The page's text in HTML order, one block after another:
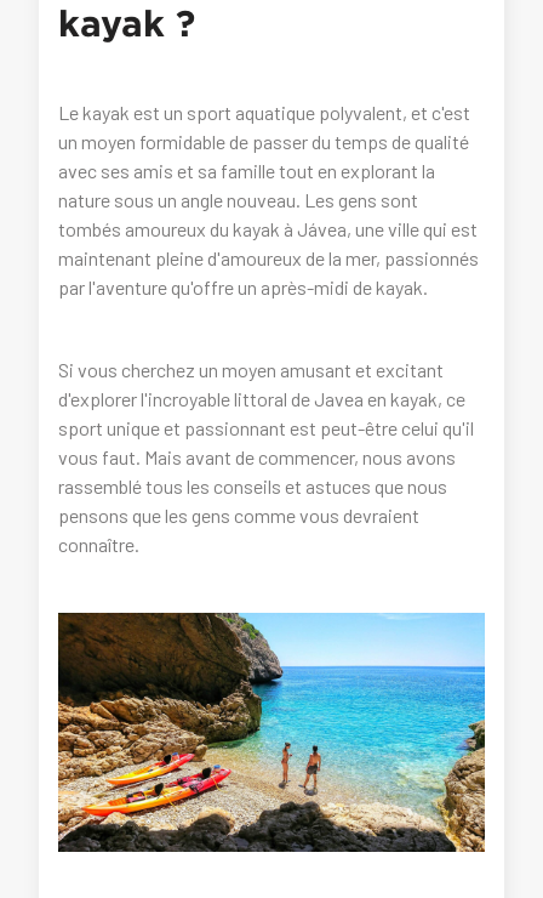
kayak ?
Le kayak est un sport aquatique polyvalent, et c'est
un moyen formidable de passer du temps de qualité
avec ses amis et sa famille tout en explorant la
nature sous un angle nouveau. Les gens sont
tombés amoureux du kayak à Jávea, une ville qui est
maintenant pleine d'amoureux de la mer, passionnés
par l'aventure qu'offre un après-midi de kayak.
Si vous cherchez un moyen amusant et excitant
d'explorer l'incroyable littoral de Javea en kayak, ce
sport unique et passionnant est peut-être celui qu'il
vous faut. Mais avant de commencer, nous avons
rassemblé tous les conseils et astuces que nous
pensons que les gens comme vous devraient
connaître.